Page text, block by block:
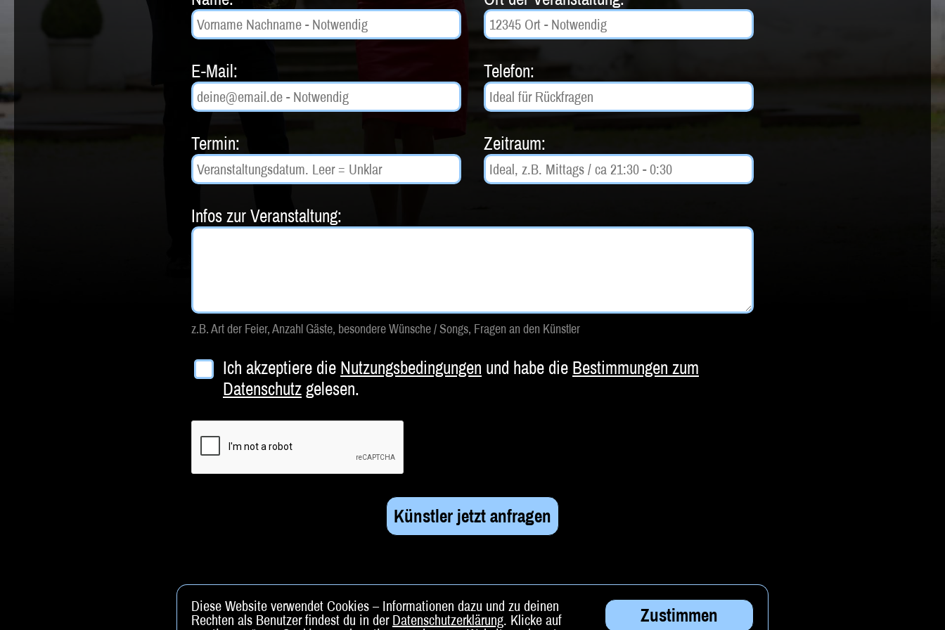
E-Mail: Telefon:
Termin: Zeitraum:
Infos zur Veranstaltung:
z.B. Art der Feier, Anzahl Gäste, besondere Wünsche / Songs, Fragen an den Künstler
Ich akzeptiere die Nutzungsbedingungen und habe die Bestimmungen zum
Datenschutzgelesen.
Diese Website verwendet Cookies – Informationen dazu und zu deinen
Rechten als Benutzer findest du in derDatenschutzerklärung. Klicke auf Zustimmen